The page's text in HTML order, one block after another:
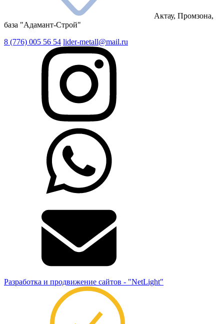
Актау, Промзона,
база "Адамант-Строй"
8 (776) 005 56 54 lider-metall@mail.ru
Разработка и продвижение сайтов - "NetLight"